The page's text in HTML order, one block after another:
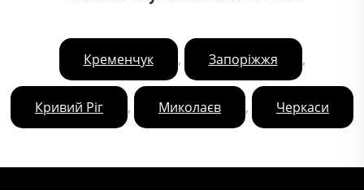
Кременчук , Запоріжжя ,
Кривий Ріг , Миколаєв , Черкаси